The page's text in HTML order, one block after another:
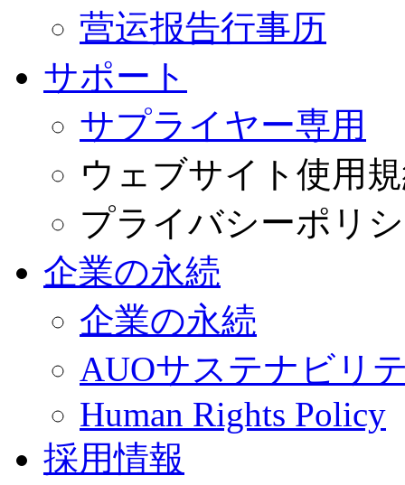
营运报告行事历
サポート
サプライヤー専用
ウェブサイト使用
プライバシーポリ
企業の永続
企業の永続
AUOサステナビリ
Human Rights Policy
採用情報